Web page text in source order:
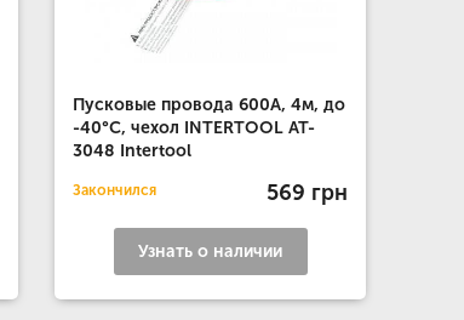
Пусковые провода 600А, 4м, до
-40°C, чехол INTERTOOL AT-
3048 Intertool
Закончился 569 грн
Узнать о наличии